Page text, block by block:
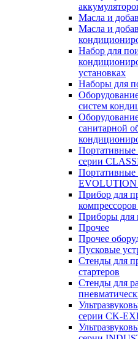
Масла и
Масла и
Набор для
установках
Наборы для
систем
санитарной
Портативные
серии
Портативные
EVOLUTION
Прибор для
Приборы для
Прочее
Прочее
Пусковые
Стенды для
стартеров
Стенды для
серии CK-